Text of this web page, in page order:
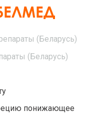
(Беларусь)
(Беларусь)
понижающее